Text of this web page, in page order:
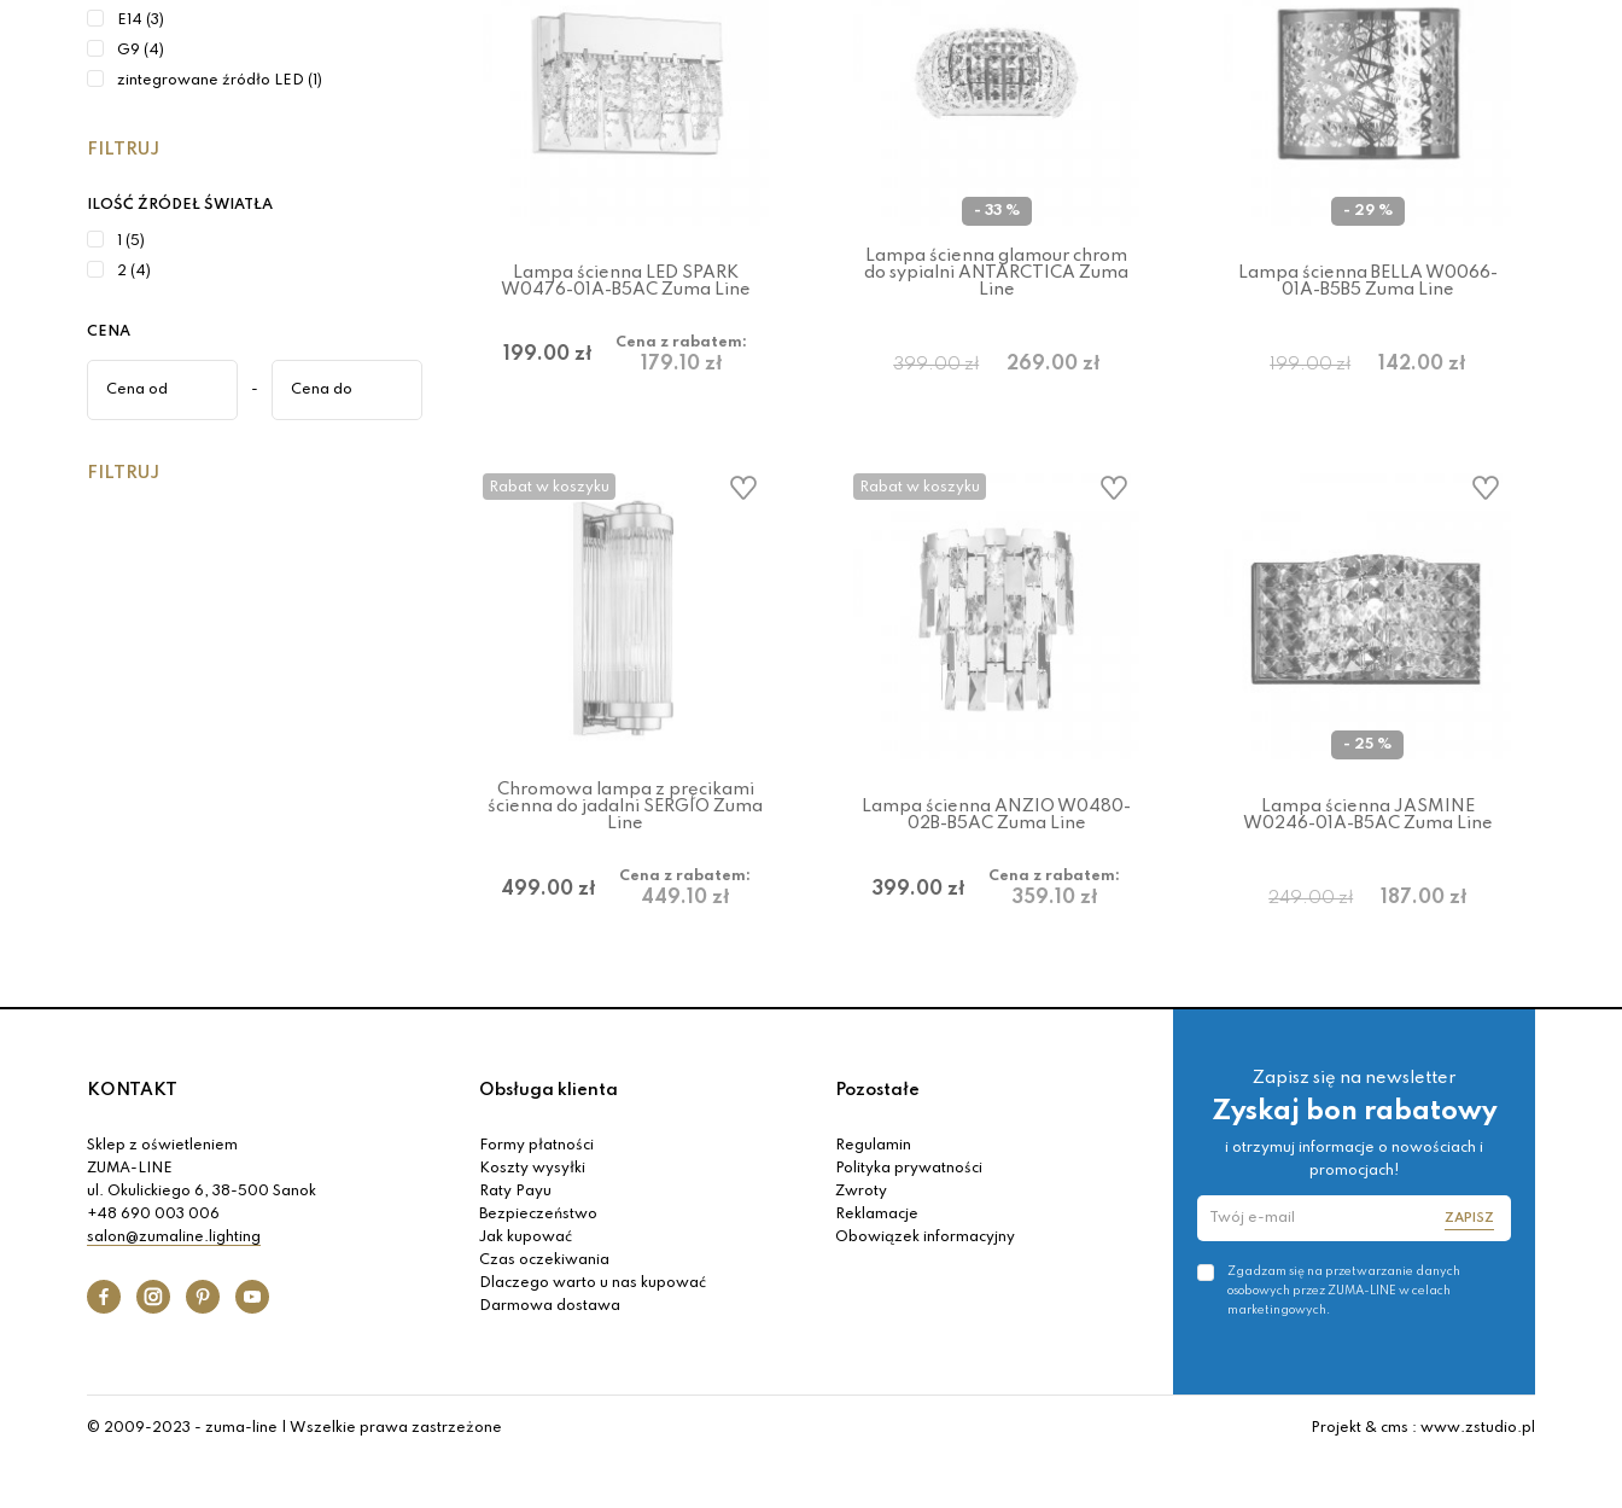
E14 (3)
G9 (4)
zintegrowane źródło LED (1)
FILTRUJ
ILOŚĆ ŹRÓDEŁ ŚWIATŁA
1 (5)
2 (4)
CENA
-
FILTRUJ
Lampa ścienna LED SPARK
W0476-01A-B5AC Zuma Line
199.00 zł
Cena z rabatem:
179.10 zł
- 33 %
Lampa ścienna glamour chrom
do sypialni ANTARCTICA Zuma
Line
399.00 zł 269.00 zł
- 29 %
Lampa ścienna BELLA W0066-
01A-B5B5 Zuma Line
199.00 zł 142.00 zł
Rabat w koszyku
Chromowa lampa z pręcikami
ścienna do jadalni SERGIO Zuma
Line
499.00 zł
Cena z rabatem:
449.10 zł
Rabat w koszyku
Lampa ścienna ANZIO W0480-
02B-B5AC Zuma Line
399.00 zł
Cena z rabatem:
359.10 zł
- 25 %
Lampa ścienna JASMINE
W0246-01A-B5AC Zuma Line
249.00 zł 187.00 zł
KONTAKT
Sklep z oświetleniem
ZUMA-LINE
ul. Okulickiego 6, 38-500 Sanok
+48 690 003 006
salon@zumaline.lighting
Obsługa klienta
Formy płatności
Koszty wysyłki
Raty Payu
Bezpieczeństwo
Jak kupować
Czas oczekiwania
Dlaczego warto u nas kupować
Darmowa dostawa
Pozostałe
Regulamin
Polityka prywatności
Zwroty
Reklamacje
Obowiązek informacyjny
Zapisz się na newsletter
Zyskaj bon rabatowy
i otrzymuj informacje o nowościach i
promocjach!
ZAPISZ
Zgadzam się na przetwarzanie danych
osobowych przez ZUMA-LINE w celach
marketingowych.
© 2009-2023 - zuma-line | Wszelkie prawa zastrzeżone Projekt & cms : www.zstudio.pl